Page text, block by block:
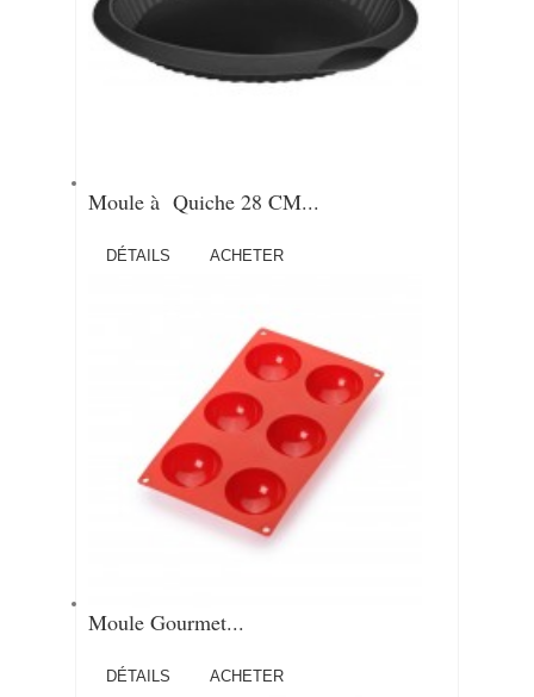
Moule à Quiche 28 CM...
DÉTAILS ACHETER
Moule Gourmet...
DÉTAILS ACHETER